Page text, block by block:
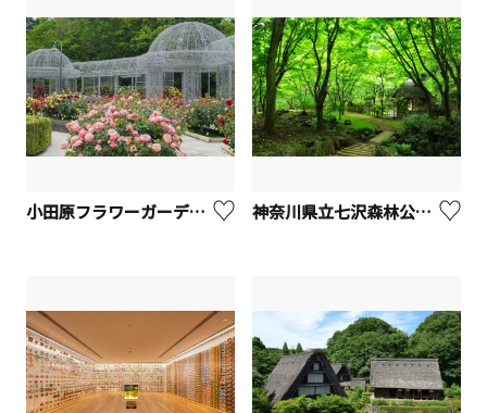
小田原フラワーガーデン【小田原市】 神奈川県立七沢森林公園【厚木市】